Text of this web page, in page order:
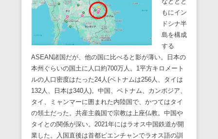
もにイン
ドシナ半
島を構成
する
ASEAN諸国だが、他の国に比べると影が薄い。日本の
本州ぐらいの国土に人口約700万人。1平方キロメート
ルの人口密度はたった24人(ベトナムは256人、タイは
132人、日本は340人)。中国、ベトナム、カンボジア、
タイ、ミャンマーに囲まれた内陸国で、かつてはタイ
の領土だった。共産主義国で宗教は上座仏教。中国や
タイとの関係が深い。2021年にはラオス中国鉄道が開
業した。入国直後は首都ビエンチャンでラオス語の訓